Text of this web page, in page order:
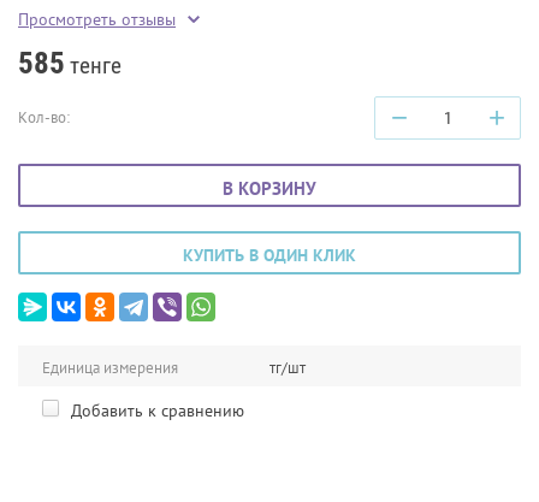
Просмотреть отзывы
585 тенге
Кол-во: − +
В КОРЗИНУ
КУПИТЬ В ОДИН КЛИК
Единица измерения тг/шт
Добавить к сравнению